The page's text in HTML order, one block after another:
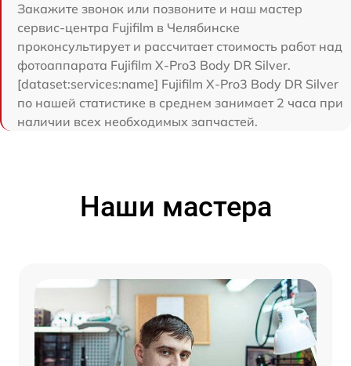
Закажите звонок или позвоните и наш мастер
сервис-центра Fujifilm в Челябинске
проконсультирует и рассчитает стоимость работ над
фотоаппарата Fujifilm X-Pro3 Body DR Silver.
[dataset:services:name] Fujifilm X-Pro3 Body DR Silver
по нашей статистике в среднем занимает 2 часа при
наличии всех необходимых запчастей.
Наши мастера